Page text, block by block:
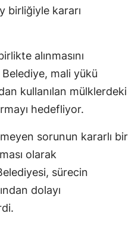
birliğiyle kararı
alınmasını
Belediye, mali yükü
kullanılan mülklerdeki
hedefliyor.
sorunun kararlı bir
olarak
sürecin
dolayı